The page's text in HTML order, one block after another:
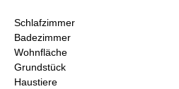
Schlafzimmer
Badezimmer
Wohnfläche
Grundstück
Haustiere